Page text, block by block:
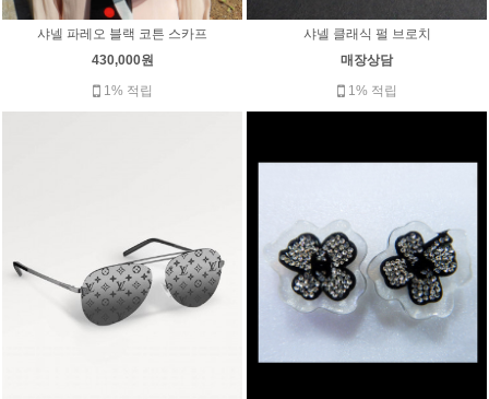
샤넬 파레오 블랙 코튼 스카프
430,000원
1% 적립
샤넬 클래식 펄 브로치
매장상담
1% 적립